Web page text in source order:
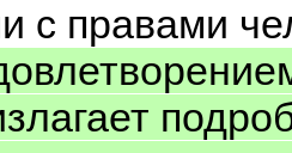
с правами